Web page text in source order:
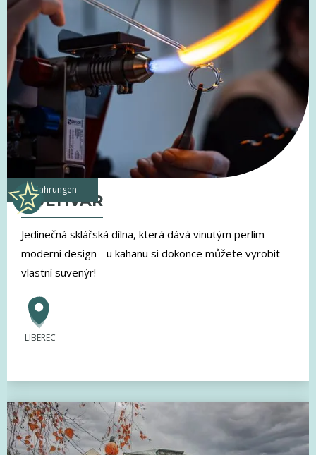
Erfahrungen
KULTIVAR
Jedinečná sklářská dílna, která dává vinutým perlím
moderní design - u kahanu si dokonce můžete vyrobit
vlastní suvenýr!
LIBEREC